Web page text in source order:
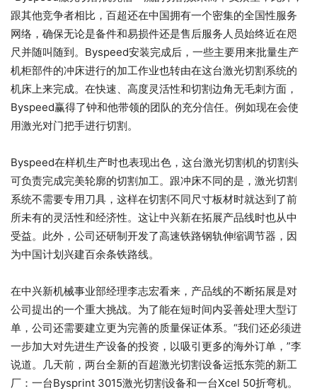
跟其他竞争者相比，百超还在中国拥有一个密集的全国性服务
网络，确保无论是备件和易损件还是售后服务人员始终近在咫
尺并随叫随到。Byspeed安装完成后，一些主要用来批量生产
机柜部件的冲床进行的加工作业也转由在这台激光切割系统的
机床上来完成。在快速、高度灵活性和切割边角无毛刺方面，
Byspeed赢得了钟和他带领的团队的充分信任。例如现在会使
用激光对门把手进行切割。
Byspeed在样机生产时也表现出色，这台激光切割机的切割头
可负责完成完美轮廓的切割加工。跟冲床不同的是，激光切割
系统不需要专用刀具，这样在切割不同尺寸板材时就达到了前
所未有的灵活性和经济性。这让中兴新在拓展产品线时也从中
受益。此外，公司还研制开发了高速铁路钢轨伸缩调节器，因
为中国计划兴建百余条铁路线。
在中兴新机械事业部经理李志宏看来，产品线的不断拓展是对
公司提出的一个重大挑战。为了能在短时间内妥善处理大型订
单，公司还需要建立更为完善的质量保证体系。“我们还必须进
一步加大对先进生产设备的投资，以吸引更多的海外订单，”李
说道。几天前，两台全新的百超激光切割设备运抵东莞的新工
厂：一台Bysprint 3015激光切割设备和一台Xcel 50折弯机。